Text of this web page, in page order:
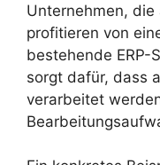
Unternehmen,
profitieren von
bestehende ERP-
sorgt dafür, dass
verarbeitet